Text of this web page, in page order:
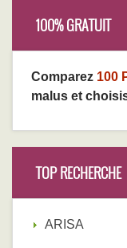
100% GRATUIT
Comparez 100
malus et
TOP RECHERCHE
ARISA